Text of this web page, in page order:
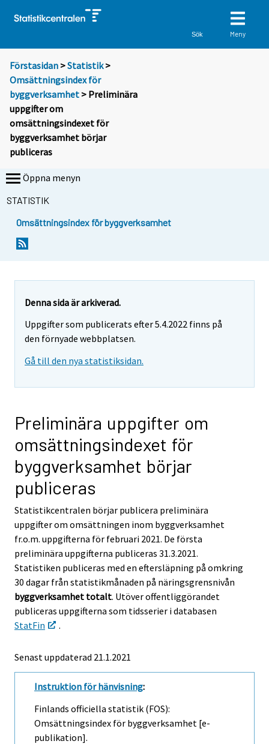
Sök Meny
Förstasidan >Statistik >
Omsättningsindex för
byggverksamhet > Preliminära
uppgifter om
omsättningsindexet för
byggverksamhet börjar
publiceras
Öppna menyn
STATISTIK
Omsättningsindex för byggverksamhet
Denna sida är arkiverad.
Uppgifter som publicerats efter 5.4.2022 finns på
den förnyade webbplatsen.
Gå till den nya statistiksidan.
Preliminära uppgifter om
omsättningsindexet för
byggverksamhet börjar
publiceras
Statistikcentralen börjar publicera preliminära
uppgifter om omsättningen inom byggverksamhet
fr.o.m. uppgifterna för februari 2021. De första
preliminära uppgifterna publiceras 31.3.2021.
Statistiken publiceras med en eftersläpning på omkring
30 dagar från statistikmånaden på näringsgrensnivån
byggverksamhet totalt. Utöver offentliggörandet
publiceras uppgifterna som tidsserier i databasen
StatFin
.
Senast uppdaterad 21.1.2021
Instruktion för hänvisning:
Finlands officiella statistik (FOS):
Omsättningsindex för byggverksamhet [e-
publikation].